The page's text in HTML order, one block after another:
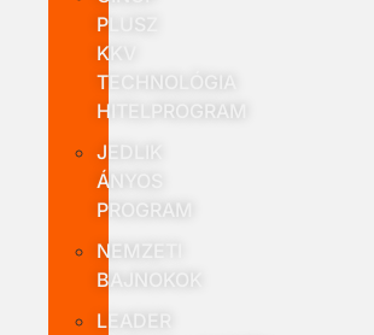
PLUSZ
KKV
TECHNOLÓGIA
HITELPROGRAM
JEDLIK
ÁNYOS
PROGRAM
NEMZETI
BAJNOKOK
LEADER